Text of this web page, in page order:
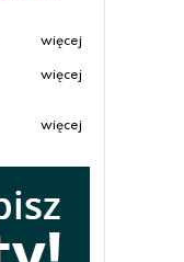
więcej
więcej
więcej